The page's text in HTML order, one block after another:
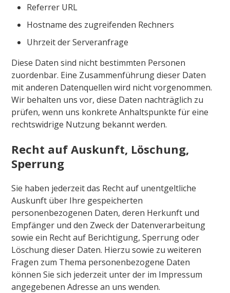
Referrer URL
Hostname des zugreifenden Rechners
Uhrzeit der Serveranfrage
Diese Daten sind nicht bestimmten Personen
zuordenbar. Eine Zusammenführung dieser Daten
mit anderen Datenquellen wird nicht vorgenommen.
Wir behalten uns vor, diese Daten nachträglich zu
prüfen, wenn uns konkrete Anhaltspunkte für eine
rechtswidrige Nutzung bekannt werden.
Recht auf Auskunft, Löschung,
Sperrung
Sie haben jederzeit das Recht auf unentgeltliche
Auskunft über Ihre gespeicherten
personenbezogenen Daten, deren Herkunft und
Empfänger und den Zweck der Datenverarbeitung
sowie ein Recht auf Berichtigung, Sperrung oder
Löschung dieser Daten. Hierzu sowie zu weiteren
Fragen zum Thema personenbezogene Daten
können Sie sich jederzeit unter der im Impressum
angegebenen Adresse an uns wenden.